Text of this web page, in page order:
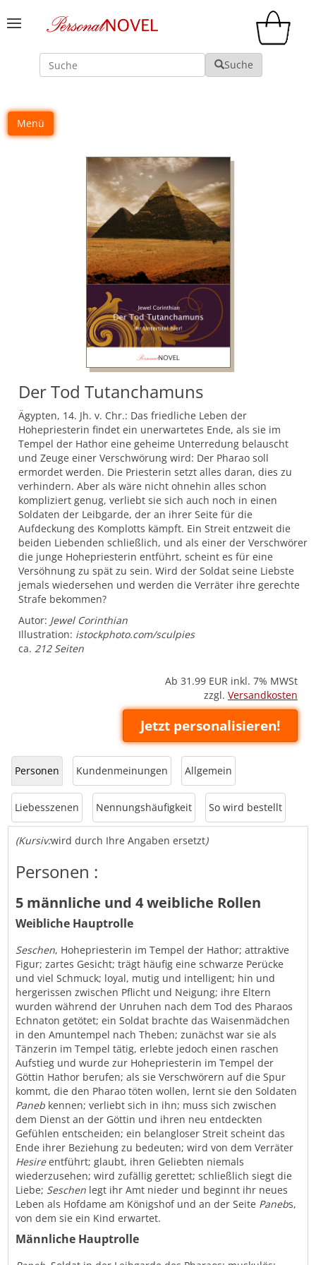
Suche Suche
Menü
Der Tod Tutanchamuns
Ägypten, 14. Jh. v. Chr.: Das friedliche Leben der
Hohepriesterin findet ein unerwartetes Ende, als sie im
Tempel der Hathor eine geheime Unterredung belauscht
und Zeuge einer Verschwörung wird: Der Pharao soll
ermordet werden. Die Priesterin setzt alles daran, dies zu
verhindern. Aber als wäre nicht ohnehin alles schon
kompliziert genug, verliebt sie sich auch noch in einen
Soldaten der Leibgarde, der an ihrer Seite für die
Aufdeckung des Komplotts kämpft. Ein Streit entzweit die
beiden Liebenden schließlich, und als einer der Verschwörer
die junge Hohepriesterin entführt, scheint es für eine
Versöhnung zu spät zu sein. Wird der Soldat seine Liebste
jemals wiedersehen und werden die Verräter ihre gerechte
Strafe bekommen?
Autor: Jewel Corinthian
Illustration: istockphoto.com/sculpies
ca.212 Seiten
Ab 31.99 EUR inkl. 7% MWSt
zzgl. Versandkosten
Jetzt personalisieren!
Personen Kundenmeinungen Allgemein
Liebesszenen Nennungshäufigkeit So wird bestellt
(Kursiv:wird durch Ihre Angaben ersetzt)
Personen :
5 männliche und 4 weibliche Rollen
Weibliche Hauptrolle
Seschen, Hohepriesterin im Tempel der Hathor; attraktive
Figur; zartes Gesicht; trägt häufig eine schwarze Perücke
und viel Schmuck; loyal, mutig und intelligent; hin und
hergerissen zwischen Pflicht und Neigung; ihre Eltern
wurden während der Unruhen nach dem Tod des Pharaos
Echnaton getötet; ein Soldat brachte das Waisenmädchen
in den Amuntempel nach Theben; zunächst war sie als
Tänzerin im Tempel tätig, erlebte jedoch einen raschen
Aufstieg und wurde zur Hohepriesterin im Tempel der
Göttin Hathor berufen; als sie Verschwörern auf die Spur
kommt, die den Pharao töten wollen, lernt sie den Soldaten
Paneb kennen; verliebt sich in ihn; muss sich zwischen
dem Dienst an der Göttin und ihren neu entdeckten
Gefühlen entscheiden; ein belangloser Streit scheint das
Ende ihrer Beziehung zu bedeuten; wird von dem Verräter
Hesireentführt; glaubt, ihren Geliebten niemals
wiederzusehen; wird zufällig gerettet; schließlich siegt die
Liebe; Seschen legt ihr Amt nieder und beginnt ihr neues
Leben als Hofdame am Königshof und an der Seite Panebs,
von dem sie ein Kind erwartet.
Männliche Hauptrolle